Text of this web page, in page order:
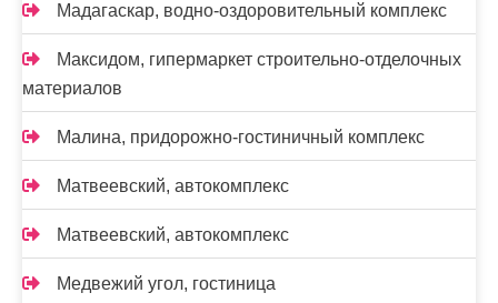
Мадагаскар, водно-оздоровительный комплекс
Максидом, гипермаркет строительно-отделочных
материалов
Малина, придорожно-гостиничный комплекс
Матвеевский, автокомплекс
Матвеевский, автокомплекс
Медвежий угол, гостиница